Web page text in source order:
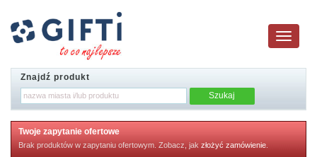
Toggle
navigation
Znajdź produkt
Twoje zapytanie ofertowe
Brak produktów w zapytaniu ofertowym. Zobacz, jak złożyć zamówienie